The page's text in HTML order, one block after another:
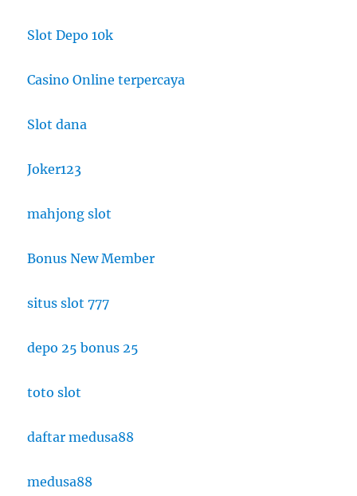
Slot Depo 10k
Casino Online terpercaya
Slot dana
Joker123
mahjong slot
Bonus New Member
situs slot 777
depo 25 bonus 25
toto slot
daftar medusa88
medusa88